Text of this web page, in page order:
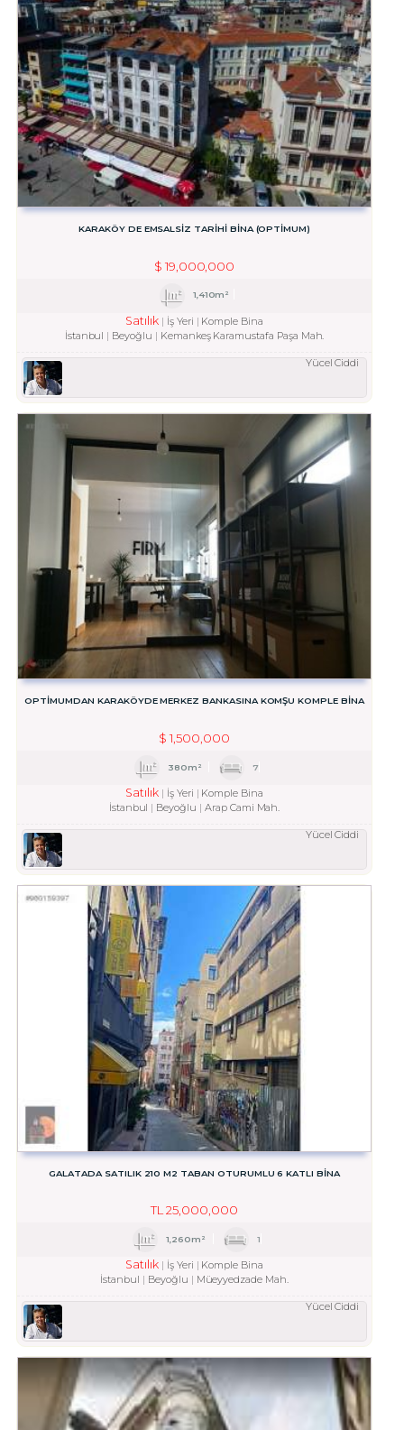
KARAKÖY DE EMSALSİZ TARİHİ BİNA (OPTİMUM)
$ 19,000,000
1,410m²
Satılık İş Yeri
Komple Bina
İstanbul
Beyoğlu Kemankeş Karamustafa Paşa Mah.
Yücel Ciddi
OPTİMUMDAN KARAKÖYDE MERKEZ BANKASINA KOMŞU KOMPLE BİNA
$ 1,500,000
380m² 7
Satılık İş Yeri
Komple Bina
İstanbul
Beyoğlu Arap Cami Mah.
Yücel Ciddi
GALATADA SATILIK 210 M2 TABAN OTURUMLU 6 KATLI BINA
TL25,000,000
1,260m² 1
Satılık İş Yeri
Komple Bina
İstanbul
Beyoğlu Müeyyedzade Mah.
Yücel Ciddi